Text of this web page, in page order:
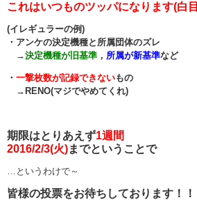
これはいつものツッパになります(白
(イレギュラーの例)
・アンケの決定機種と所属団体のズレ
→決定機種が旧基準 ， 所属が新基準など
・ 一撃枚数が記録できないもの
→RENO(マジでやめてくれ)
期限はとりあえず1週間
2016/2/3(火)までということで
…というわけで～
皆様の投票をお待ちしております！！